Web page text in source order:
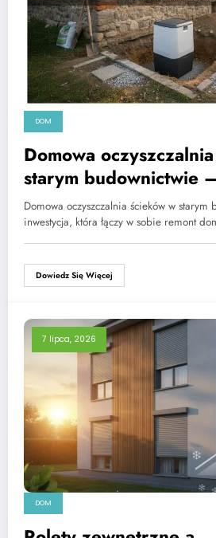
DOM
Domowa
starym budownictwie
krok po kroku
Domowa oczyszczalnia ścieków w starym
inwestycja, która łączy w sobie remont
Dowiedz Się Więcej
7 lipca, 2026
DOM